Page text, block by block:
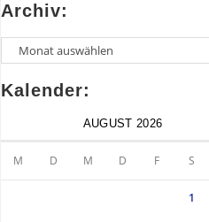
Archiv:
Kalender:
AUGUST 2026
M D M D F S
1